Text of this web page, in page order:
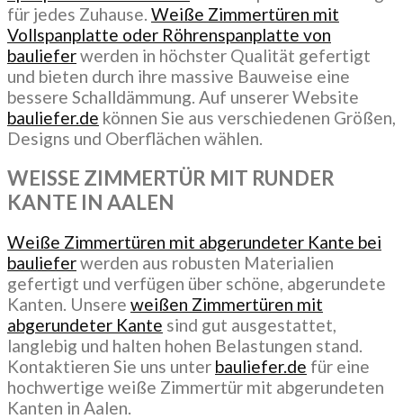
für jedes Zuhause. Weiße Zimmertüren mit
Vollspanplatte oder Röhrenspanplatte von
baulieferwerden in höchster Qualität gefertigt
und bieten durch ihre massive Bauweise eine
bessere Schalldämmung. Auf unserer Website
bauliefer.de können Sie aus verschiedenen Größen,
Designs und Oberflächen wählen.
WEISSE ZIMMERTÜR MIT RUNDER
KANTE IN AALEN
Weiße Zimmertüren mit abgerundeter Kante bei
baulieferwerden aus robusten Materialien
gefertigt und verfügen über schöne, abgerundete
Kanten. Unsere weißen Zimmertüren mit
abgerundeter Kante sind gut ausgestattet,
langlebig und halten hohen Belastungen stand.
Kontaktieren Sie uns unter bauliefer.de für eine
hochwertige weiße Zimmertür mit abgerundeten
Kanten in Aalen.